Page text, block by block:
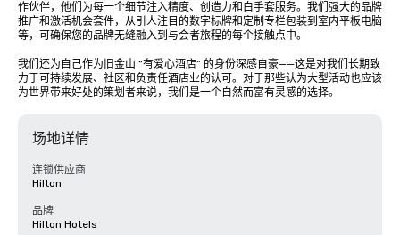
作伙伴，他们为每一个细节注入精度、创造力和白手套服务。我们强大的品牌
推广和激活机会套件，从引人注目的数字标牌和定制专栏包装到室内平板电脑
等，可确保您的品牌无缝融入到与会者旅程的每个接触点中。
我们还为自己作为旧金山 “有爱心酒店” 的身份深感自豪——这是对我们长期致
力于可持续发展、社区和负责任酒店业的认可。对于那些认为大型活动也应该
为世界带来好处的策划者来说，我们是一个自然而富有灵感的选择。
场地详情
连锁供应商
Hilton
品牌
Hilton Hotels